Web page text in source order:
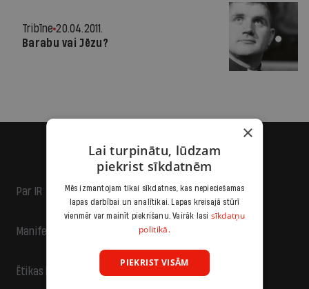
Tribīne 20.04.2011.
Barabu vai Jēzu?
Par IR
Manifests
Ētikas kodekss
×
Lai turpinātu, lūdzam
piekrist sīkdatnēm
Mēs izmantojam tikai sīkdatnes, kas nepieciešamas
lapas darbībai un analītikai. Lapas kreisajā stūrī
vienmēr var mainīt piekrišanu. Vairāk lasi sīkdatņu
politikā.
PIEKRIST VISĀM